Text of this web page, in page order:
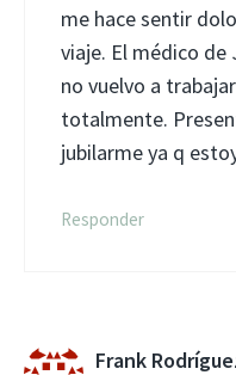
me hace sentir
viaje. El médico de
no vuelvo a
totalmente.
jubilarme ya q
Responder
Frank